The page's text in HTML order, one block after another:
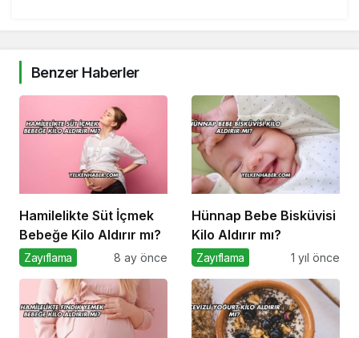
Benzer Haberler
Hamilelikte Süt İçmek
Bebeğe Kilo Aldırır mı?
Zayıflama 8 ay önce
Hünnap Bebe Bisküvisi
Kilo Aldırır mı?
Zayıflama 1 yıl önce